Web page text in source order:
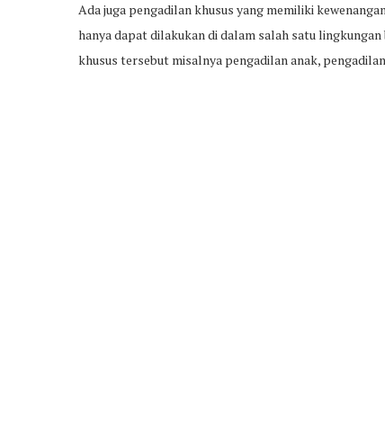
Ada juga pengadilan khusus yang memiliki
hanya dapat dilakukan di dalam salah satu
khusus tersebut misalnya pengadilan anak,